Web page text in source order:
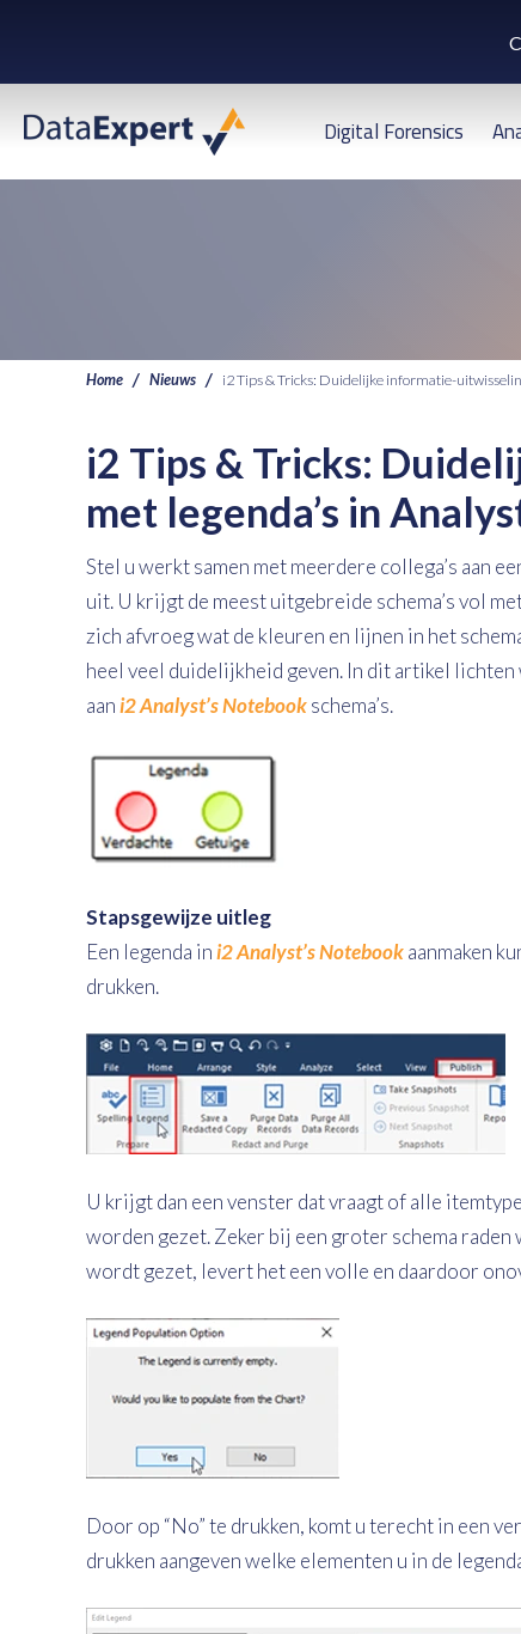
Digital Forensics
Home Nieuws i2 Tips & Tricks: Duidelijke informatie-
i2 Tips & Tricks:
met legenda’s in
Stel u werkt samen met meerdere collega’s aan
uit. U krijgt de meest uitgebreide schema’s vol
zich afvroeg wat de kleuren en lijnen in het
heel veel duidelijkheid geven. In dit artikel lichten
aani2 Analyst’s Notebookschema’s.
Stapsgewijze uitleg
Een legenda ini2 Analyst’s Notebookaanmaken
drukken.
U krijgt dan een venster dat vraagt of alle
worden gezet. Zeker bij een groter schema
wordt gezet, levert het een volle en daardoor
Door op “No” te drukken, komt u terecht in een
drukken aangeven welke elementen u in de